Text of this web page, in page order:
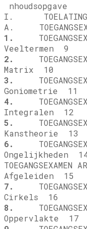
nhoudsopgave
I. TOELATING
A.
1.
Veeltermen 9
2.
Matrix 10
3.
Goniometrie 11
4.
Integralen 12
5.
Kanstheorie 13
6.
Ongelijkheden
Afgeleiden 15
7.
Cirkels 16
8.
Oppervlakte 17